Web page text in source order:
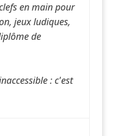
en main pour
jeux ludiques,
de
: c'est